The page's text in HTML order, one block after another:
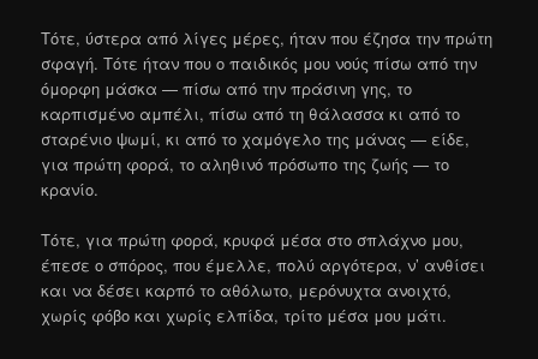
Τότε, ύστερα από λίγες μέρες, ήταν που έζησα την πρώτη
σφαγή. Τότε ήταν που ο παιδικός μου νούς πίσω από την
όμορφη μάσκα — πίσω από την πράσινη γης, το
καρπισμένο αμπέλι, πίσω από τη θάλασσα κι από το
σταρένιο ψωμί, κι από το χαμόγελο της μάνας — είδε,
για πρώτη φορά, το αληθινό πρόσωπο της ζωής — το
κρανίο.
Τότε, για πρώτη φορά, κρυφά μέσα στο σπλάχνο μου,
έπεσε ο σπόρος, που έμελλε, πολύ αργότερα, ν’ ανθίσει
και να δέσει καρπό το αθόλωτο, μερόνυχτα ανοιχτό,
χωρίς φόβο και χωρίς ελπίδα, τρίτο μέσα μου μάτι.